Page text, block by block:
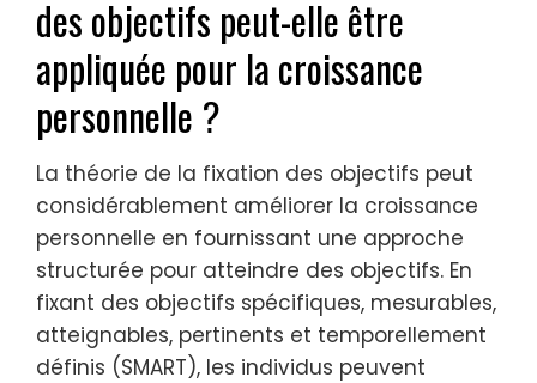
des objectifs peut-elle être
appliquée pour la croissance
personnelle ?
La théorie de la fixation des objectifs peut
considérablement améliorer la croissance
personnelle en fournissant une approche
structurée pour atteindre des objectifs. En
fixant des objectifs spécifiques, mesurables,
atteignables, pertinents et temporellement
définis (SMART), les individus peuvent